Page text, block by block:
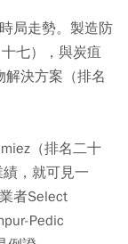
局走勢。製造防
七），與炭疽
解決方案（排名
（排名二十
，就可見一
者Select
Pedic